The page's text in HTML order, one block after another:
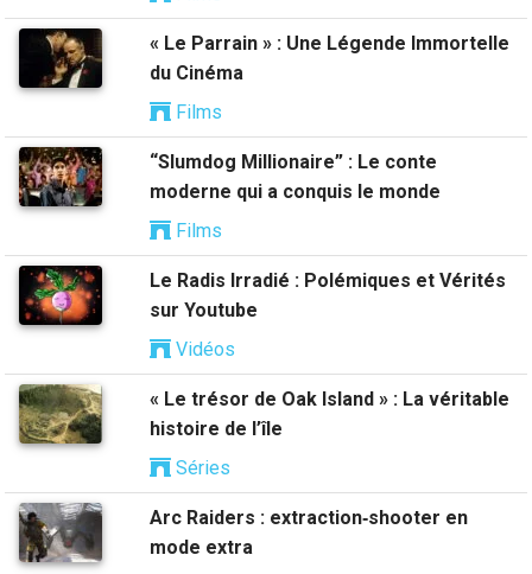
« Le Parrain » : Une Légende Immortelle
du Cinéma
Films
“Slumdog Millionaire” : Le conte
moderne qui a conquis le monde
Films
Le Radis Irradié : Polémiques et Vérités
sur Youtube
Vidéos
« Le trésor de Oak Island » : La véritable
histoire de l’île
Séries
Arc Raiders : extraction‑shooter en
mode extra